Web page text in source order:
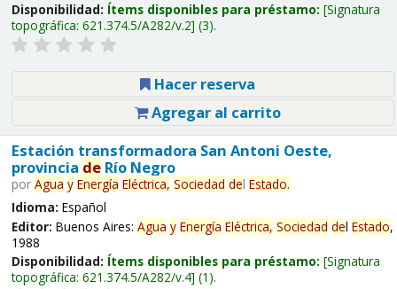
Disponibilidad: Ítems disponibles para préstamo: Signatura
topográfica: 621.374.5/A282/v.2 (3).
Hacer reserva
Agregar al carrito
Estación transformadora San Antoni Oeste,
provincia deRío Negro
por Agua y Energía Eléctrica, Sociedad del Estado.
Idioma: Español
Editor: Buenos Aires: Agua y Energía Eléctrica, Sociedad del Estado,
1988
Disponibilidad: Ítems disponibles para préstamo: Signatura
topográfica: 621.374.5/A282/v.4 (1).